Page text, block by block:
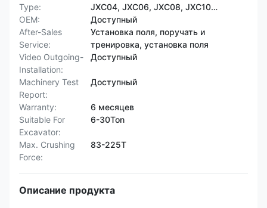
Type:
JXC04, JXC06, JXC08, JXC10…
OEM:
Доступный
After-Sales
Service:
Установка поля, поручать и
тренировка, установка поля
Video Outgoing-
Installation:
Доступный
Machinery Test
Report:
Доступный
Warranty:
6 месяцев
Suitable For
Excavator:
6-30Ton
Max. Crushing
Force:
83-225T
Описание продукта